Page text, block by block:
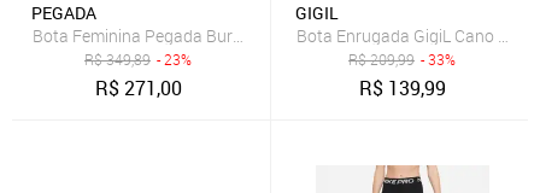
PEGADA
Bota Feminina Pegada Burnished Couro Salto Bloco Marrom
R$349,89 - 23%
R$271,00
GIGIL
Bota Enrugada GigiL Cano
R$209,99 - 33%
R$ 139,99